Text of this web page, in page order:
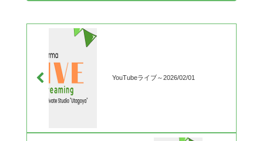
YouTubeライブ～2026/02/01